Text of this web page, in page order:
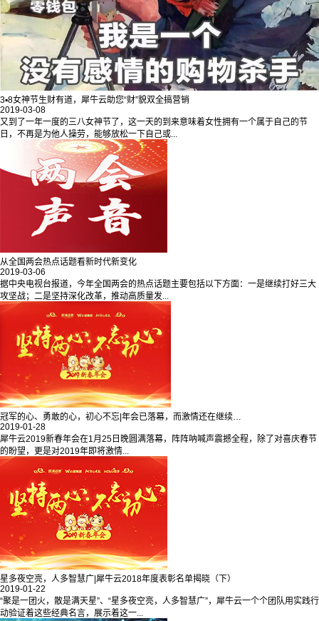
3▪8女神节生财有道，犀牛云助您“财”貌双全搞营销
2019-03-08
又到了一年一度的三八女神节了，这一天的到来意味着女性拥有一个属于自己的节
日，不再是为他人操劳，能够放松一下自己或...
从全国两会热点话题看新时代新变化
2019-03-06
据中央电视台报道，今年全国两会的热点话题主要包括以下方面：一是继续打好三大
攻坚战；二是坚持深化改革，推动高质量发...
冠军的心、勇敢的心，初心不忘|年会已落幕，而激情还在继续…
2019-01-28
犀牛云2019新春年会在1月25日晚圆满落幕，阵阵呐喊声震撼全程，除了对喜庆春节
的盼望，更是对2019年即将激情...
星多夜空亮，人多智慧广|犀牛云2018年度表彰名单揭晓（下）
2019-01-22
“聚是一团火，散是满天星”、“星多夜空亮，人多智慧广”，犀牛云一个个团队用实践行
动验证着这些经典名言，展示着这一...